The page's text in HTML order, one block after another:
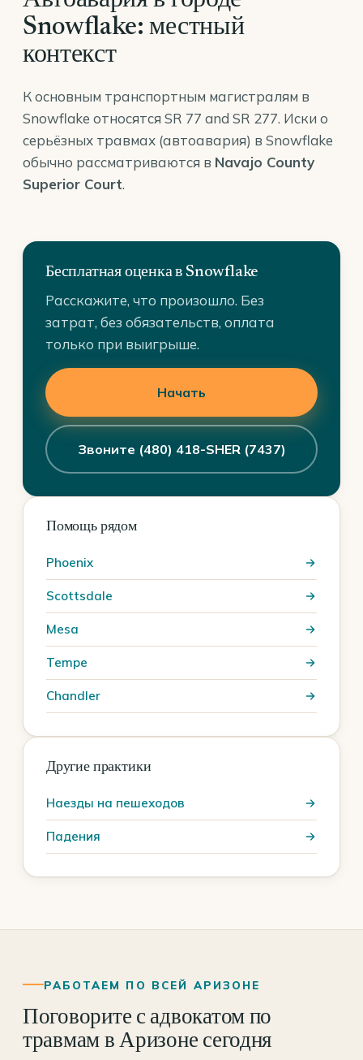
Snowflake: местный
контекст
К основным транспортным магистралям в
Snowflake относятся SR 77 and SR 277. Иски о
серьёзных травмах (автоавария) в Snowflake
обычно рассматриваются в Navajo County
Superior Court.
Бесплатная оценка в Snowflake
Расскажите, что произошло. Без
затрат, без обязательств, оплата
только при выигрыше.
Начать
Звоните (480) 418-SHER (7437)
Помощь рядом
Phoenix
Scottsdale
Mesa
Tempe
Chandler
Другие практики
Наезды на пешеходов
Падения
РАБОТАЕМ ПО ВСЕЙ АРИЗОНЕ
Поговорите с адвокатом по
травмам в Аризоне сегодня